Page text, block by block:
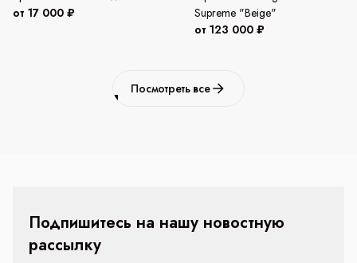
от 17 000 ₽
Supreme "Beige"
от 123 000 ₽
Посмотреть все
Подпишитесь на нашу новостную
рассылку